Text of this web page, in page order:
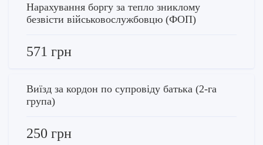
Нарахування боргу за тепло зниклому
безвісти військовослужбовцю (ФОП)
571 грн
Виїзд за кордон по супровіду батька (2-га
група)
250 грн